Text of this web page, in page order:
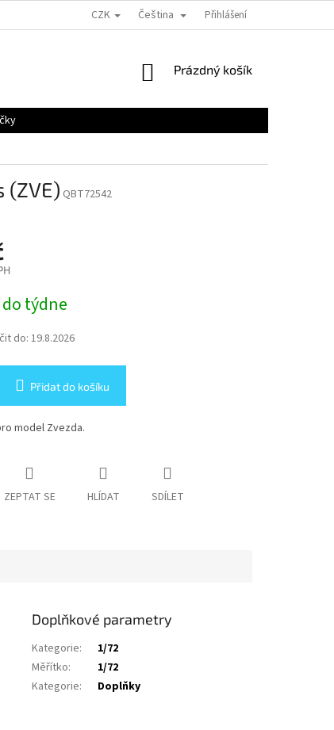
CZK Čeština Přihlášení
NÁKUPNÍ
Prázdný košík
QBT72542
týdne
do: 19.8.2026
Přidat do košíku
model Zvezda.
ZEPTAT SE HLÍDAT SDÍLET
Doplňkové parametry
Kategorie:
1/72
Měřítko:
1/72
Kategorie: Doplňky